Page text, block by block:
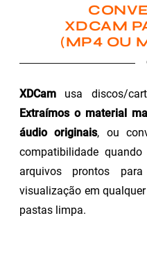
XDCAM
(MP4 OU
XDCam usa discos/
Extraímos o material
áudio originais, ou
compatibilidade
arquivos prontos
visualização em
pastas limpa.